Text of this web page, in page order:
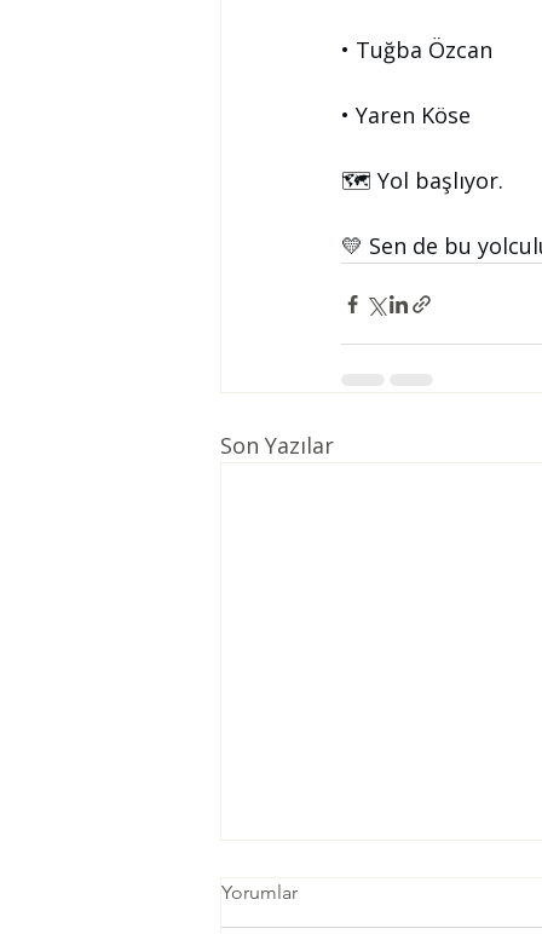
• Tuğba Özcan
• Yaren Köse
🗺️ Yol başlıyor.
💛 Sen de bu
Son Yazılar
Yorumlar